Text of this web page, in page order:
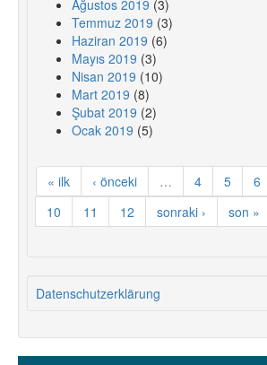
Ağustos 2019 (3)
Temmuz 2019 (3)
Haziran 2019 (6)
Mayıs 2019 (3)
Nisan 2019 (10)
Mart 2019 (8)
Şubat 2019 (2)
Ocak 2019 (5)
« ilk ‹ önceki … 4 5 6
10
11 12 sonraki › son »
Datenschutzerklärung